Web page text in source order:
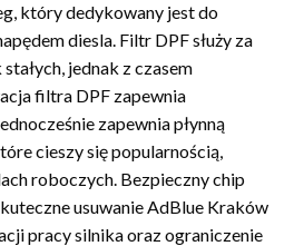
który dedykowany jest do
diesla. Filtr DPF służy za
jednak z czasem
filtra DPF zapewnia
zapewnia płynną
cieszy się popularnością,
roboczych. Bezpieczny chip
usuwanie AdBlue Kraków
pracy silnika oraz ograniczenie